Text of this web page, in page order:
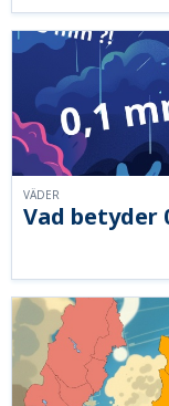
Vad betyder
VÄDER